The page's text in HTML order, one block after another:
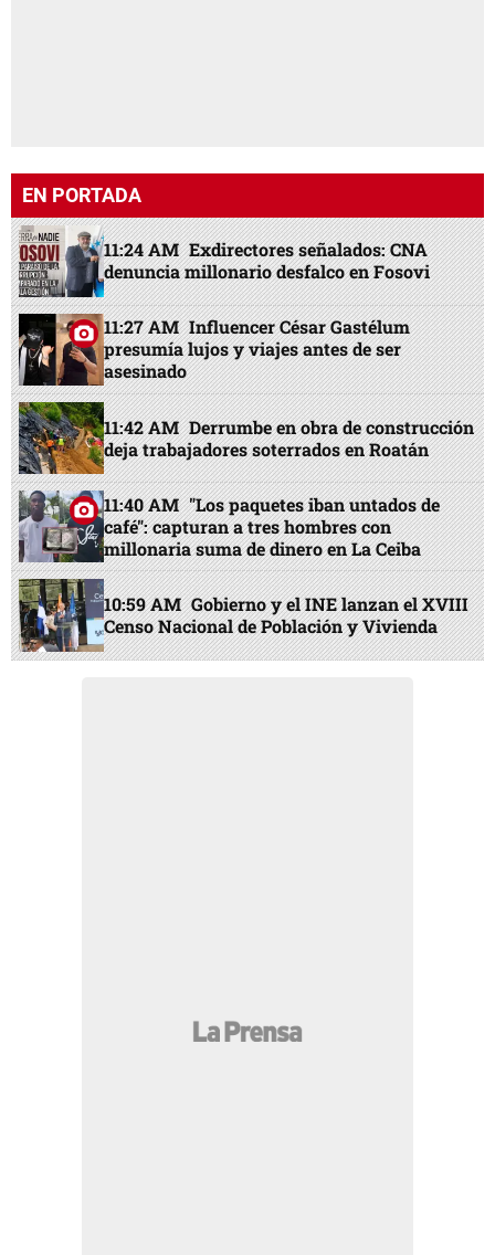
EN PORTADA
11:24 AM Exdirectores señalados: CNA
denuncia millonario desfalco en Fosovi
11:27 AM Influencer César Gastélum
presumía lujos y viajes antes de ser
asesinado
11:42 AM Derrumbe en obra de construcción
deja trabajadores soterrados en Roatán
11:40 AM "Los paquetes iban untados de
café": capturan a tres hombres con
millonaria suma de dinero en La Ceiba
10:59 AM Gobierno y el INE lanzan el XVIII
Censo Nacional de Población y Vivienda